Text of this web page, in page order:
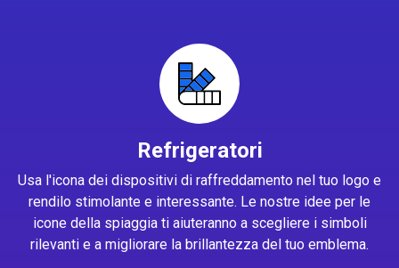
Refrigeratori
Usa l'icona dei dispositivi di raffreddamento nel tuo logo e
rendilo stimolante e interessante. Le nostre idee per le
icone della spiaggia ti aiuteranno a scegliere i simboli
rilevanti e a migliorare la brillantezza del tuo emblema.